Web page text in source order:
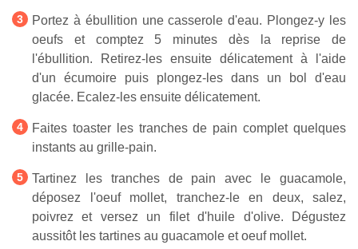
Portez à ébullition une casserole d'eau. Plongez-y les
oeufs et comptez 5 minutes dès la reprise de
l'ébullition. Retirez-les ensuite délicatement à l'aide
d'un écumoire puis plongez-les dans un bol d'eau
glacée. Ecalez-les ensuite délicatement.
Faites toaster les tranches de pain complet quelques
instants au grille-pain.
Tartinez les tranches de pain avec le guacamole,
déposez l'oeuf mollet, tranchez-le en deux, salez,
poivrez et versez un filet d'huile d'olive. Dégustez
aussitôt les tartines au guacamole et oeuf mollet.